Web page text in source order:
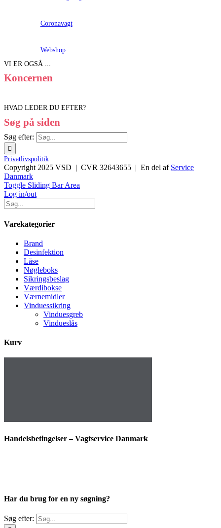
Coronavagt
Webshop
VI ER OGSÅ ...
Koncernen
HVAD LEDER DU EFTER?
Søg på siden
Søg efter:
Privatlivspolitik
Copyright 2025 VSD | CVR 32643655 | En del af Service
Danmark
Toggle Sliding Bar Area
Log in/out
Varekategorier
Brand
Desinfektion
Låse
Nøgleboks
Sikringsbeslag
Værdibokse
Værnemidler
Vinduessikring
Vinduesgreb
Vindueslås
Kurv
Handelsbetingelser – Vagtservice Danmark
Har du brug for en ny søgning?
Søg efter: